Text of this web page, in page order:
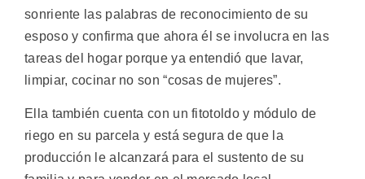
sonriente las palabras de reconocimiento de su
esposo y confirma que ahora él se involucra en las
tareas del hogar porque ya entendió que lavar,
limpiar, cocinar no son “cosas de mujeres”.
Ella también cuenta con un fitotoldo y módulo de
riego en su parcela y está segura de que la
producción le alcanzará para el sustento de su